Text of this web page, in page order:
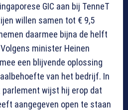
GIC aan bij TenneT
willen samen tot € 9,5
daarmee bijna de helft
minister Heinen
een blijvende oplossing
van het bedrijf. In
wijst hij erop dat
aangegeven open te staan